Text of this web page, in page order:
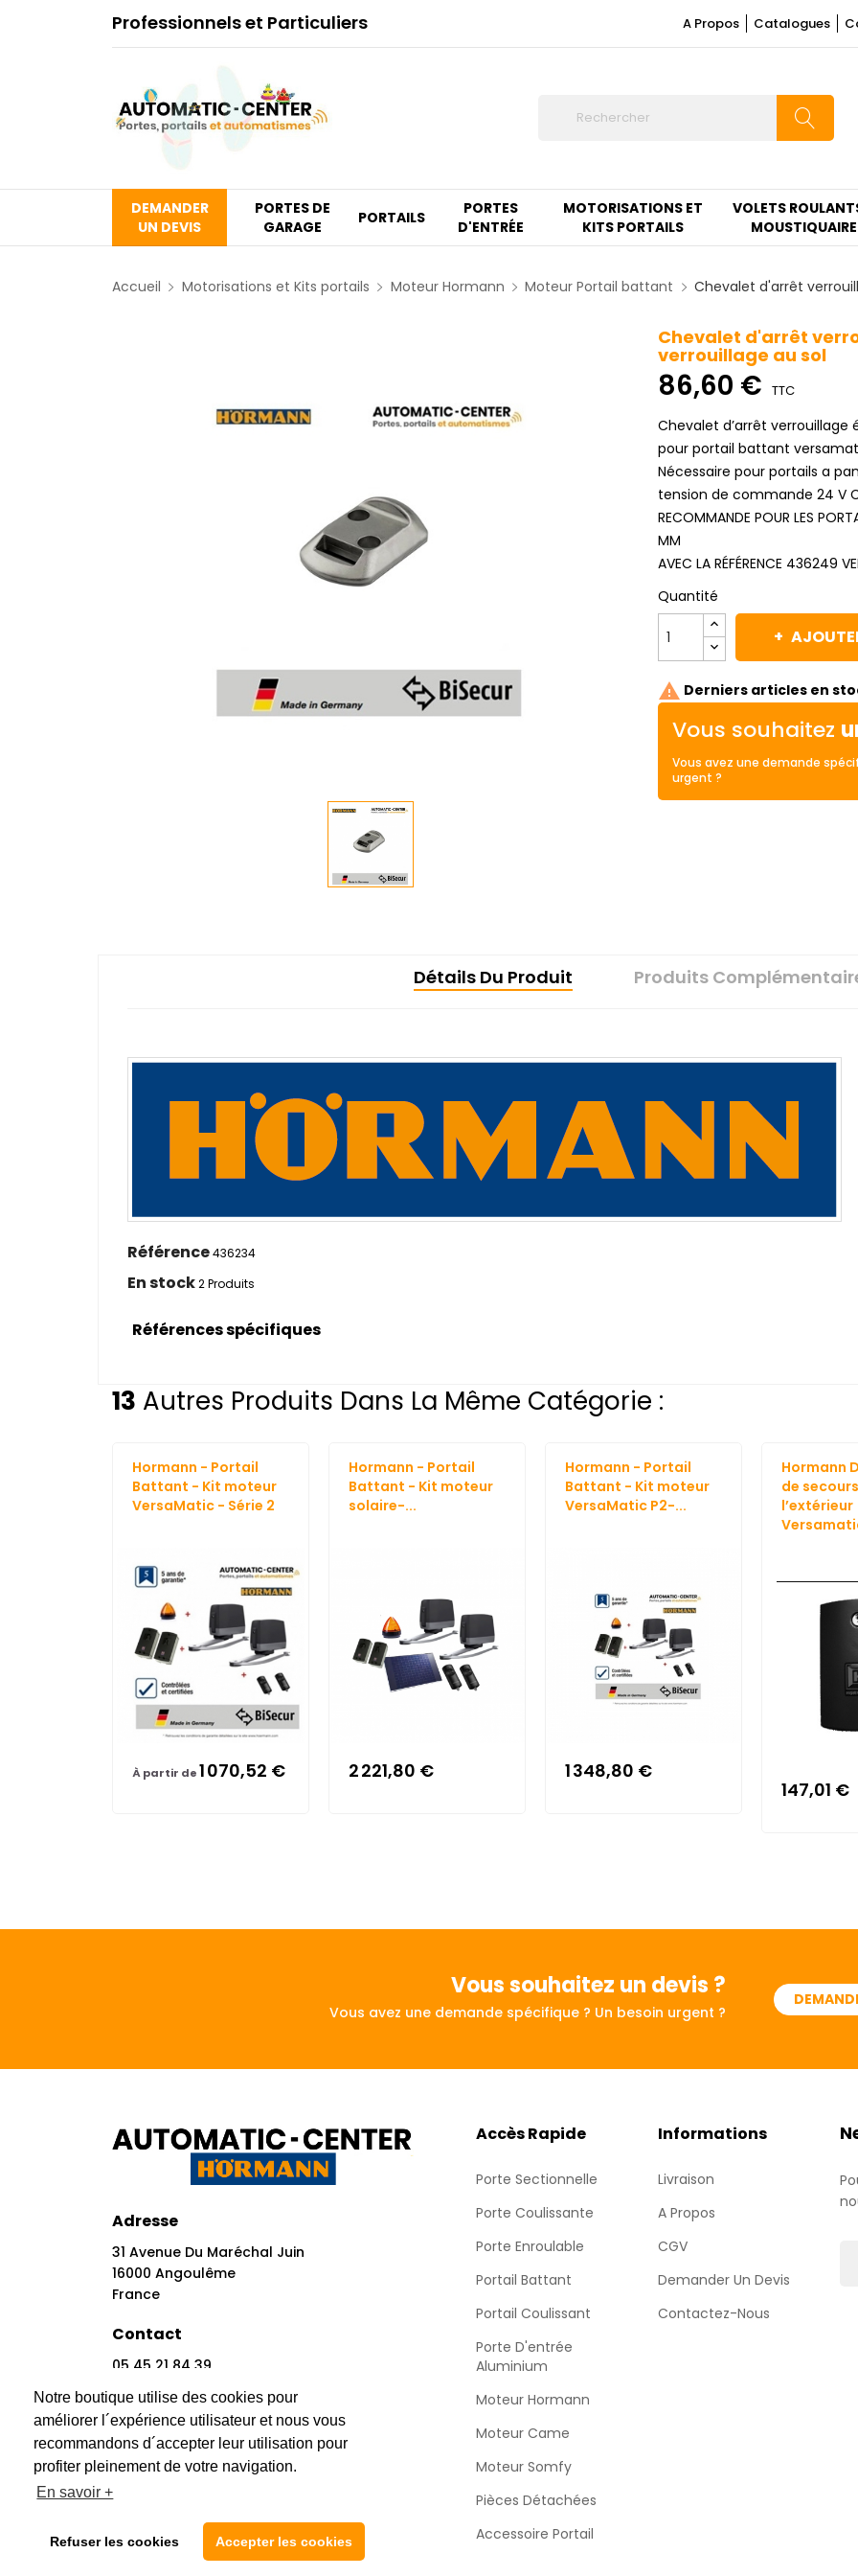
Notre boutique utilise des cookies pour
améliorer l´expérience utilisateur et nous vous
recommandons d´accepter leur utilisation pour
profiter pleinement de votre navigation.
En savoir +
Refuser les cookies Accepter les cookies
Professionnels et Particuliers A Propos Catalogues
DEMANDER
UN DEVIS
PORTES DE
GARAGE
PORTAILS
PORTES
D'ENTRÉE
MOTORISATIONS ET
KITS PORTAILS
VOLETS
Accueil Motorisations et Kits portails Moteur Hormann Moteur Portail battant​ Chevalet d'arrêt
Chevalet d'arrêt
verrouillage au sol
86,60 € TTC
Chevalet d’arrêt
pour portail battant
Nécessaire pour portails a
tension de commande 24 V
RECOMMANDE POUR LES
MM
AVEC LA RÉFÉRENCE 436249
Quantité
 Derniers articles en
Vous souhaitez
Vous avez une demande
urgent ?
Détails Du Produit Produits
Référence436234
En stock2 Produits
Références spécifiques
13 Autres Produits Dans La Même Catégorie :
Hormann - Portail
Battant - Kit moteur
VersaMatic - Série 2
À partir de1 070,52 €
Hormann - Portail
Battant - Kit moteur
solaire-...
2 221,80 €
Hormann - Portail
Battant - Kit moteur
VersaMatic P2-...
1 348,80 €
Hormann
de
l’extérieur
147,01 €
Vous souhaitez un devis ?
Vous avez une demande spécifique ? Un besoin urgent ?
Adresse
31 Avenue Du Maréchal Juin
16000 Angoulême
France
Contact
05 45 21 84 39
Réseaux Sociaux
Accès Rapide
Porte Sectionnelle
Porte Coulissante
Porte Enroulable
Portail Battant
Portail Coulissant
Porte D'entrée
Aluminium
Moteur Hormann
Moteur Came
Moteur Somfy
Pièces Détachées
Accessoire Portail
Informations
Livraison
A Propos
CGV
Demander Un Devis
Contactez-Nous